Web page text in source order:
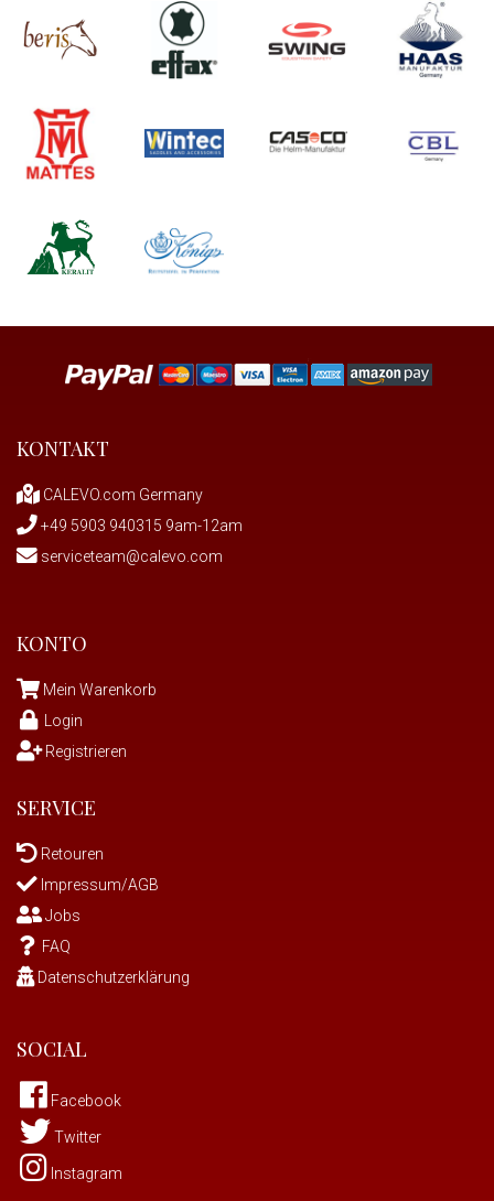
KONTAKT
CALEVO.com Germany
+49 5903 940315 9am-12am
serviceteam@calevo.com
KONTO
Mein Warenkorb
Login
Registrieren
SERVICE
Retouren
Impressum/AGB
Jobs
FAQ
Datenschutzerklärung
SOCIAL
Facebook
Twitter
Instagram